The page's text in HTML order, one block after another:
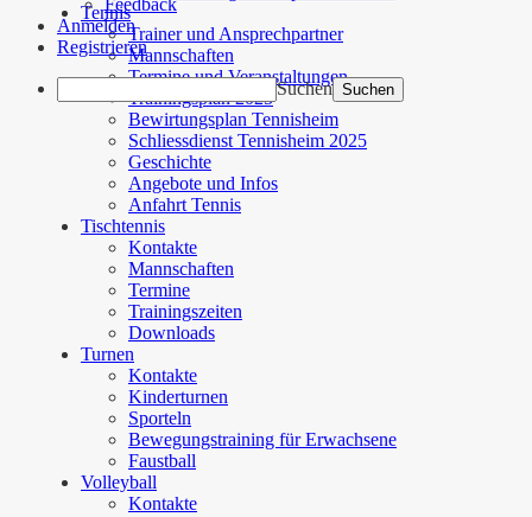
Tennis
Trainer und Ansprechpartner
Mannschaften
Termine und Veranstaltungen
Trainingsplan 2025
Bewirtungsplan Tennisheim
Schliessdienst Tennisheim 2025
Geschichte
Angebote und Infos
Anfahrt Tennis
Tischtennis
Kontakte
Mannschaften
Termine
Trainingszeiten
Downloads
Turnen
Kontakte
Kinderturnen
Sporteln
Bewegungstraining für Erwachsene
Faustball
Volleyball
Kontakte
Anmelden
Registrieren
Suchen